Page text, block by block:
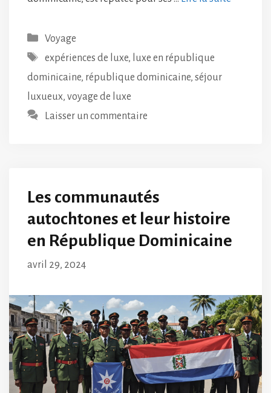
Catégories
Voyage
Étiquettes
expériences de luxe, luxe en république
dominicaine, république dominicaine, séjour
luxueux, voyage de luxe
Laisser un commentaire
Les communautés
autochtones et leur histoire
en République Dominicaine
avril 29, 2024